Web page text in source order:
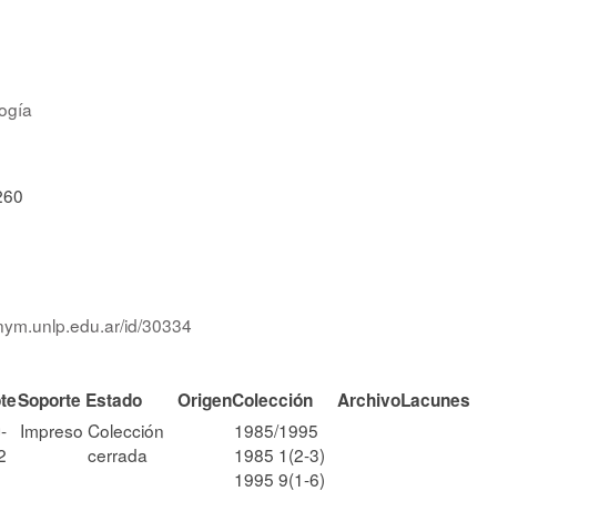
id/30334
Soporte Estado OrigenColección ArchivoLacunes
Impreso Colección
cerrada
1985/1995
1985 1(2-3)
1995 9(1-6)